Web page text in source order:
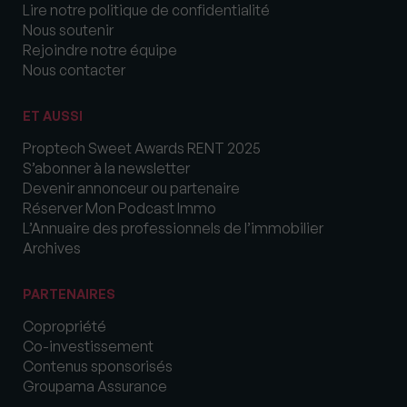
Lire notre politique de confidentialité
Nous soutenir
Rejoindre notre équipe
Nous contacter
ET AUSSI
Proptech Sweet Awards RENT 2025
S’abonner à la newsletter
Devenir annonceur ou partenaire
Réserver Mon Podcast Immo
L’Annuaire des professionnels de l’immobilier
Archives
PARTENAIRES
Copropriété
Co-investissement
Contenus sponsorisés
Groupama Assurance